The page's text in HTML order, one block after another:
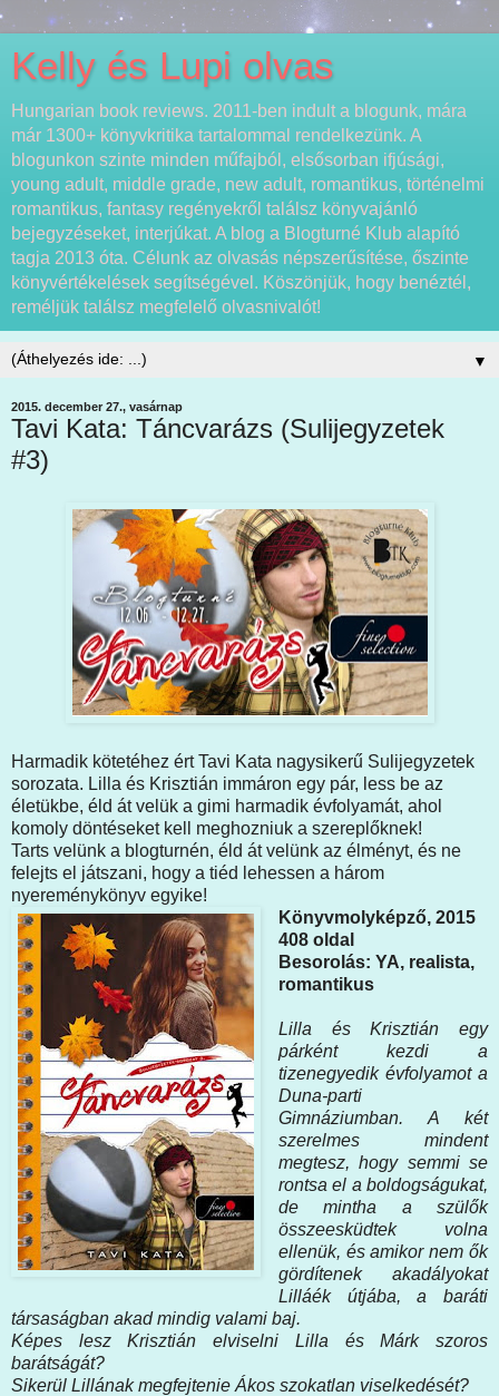
Kelly és Lupi olvas
Hungarian book reviews. 2011-ben indult a blogunk, mára
már 1300+ könyvkritika tartalommal rendelkezünk. A
blogunkon szinte minden műfajból, elsősorban ifjúsági,
young adult, middle grade, new adult, romantikus, történelmi
romantikus, fantasy regényekről találsz könyvajánló
bejegyzéseket, interjúkat. A blog a Blogturné Klub alapító
tagja 2013 óta. Célunk az olvasás népszerűsítése, őszinte
könyvértékelések segítségével. Köszönjük, hogy benéztél,
reméljük találsz megfelelő olvasnivalót!
▼
2015. december 27., vasárnap
Tavi Kata: Táncvarázs (Sulijegyzetek
#3)
Harmadik kötetéhez ért Tavi Kata nagysikerű Sulijegyzetek
sorozata. Lilla és Krisztián immáron egy pár, less be az
életükbe, éld át velük a gimi harmadik évfolyamát, ahol
komoly döntéseket kell meghozniuk a szereplőknek!
Tarts velünk a blogturnén, éld át velünk az élményt, és ne
felejts el játszani, hogy a tiéd lehessen a három
nyereménykönyv egyike!
Könyvmolyképző, 2015
408 oldal
Besorolás: YA, realista,
romantikus
Lilla és Krisztián egy
párként kezdi a
tizenegyedik évfolyamot a
Duna-parti
Gimnáziumban. A két
szerelmes mindent
megtesz, hogy semmi se
rontsa el a boldogságukat,
de mintha a szülők
összeesküdtek volna
ellenük, és amikor nem ők
gördítenek akadályokat
Lilláék útjába, a baráti
társaságban akad mindig valami baj.
Képes lesz Krisztián elviselni Lilla és Márk szoros
barátságát?
Sikerül Lillának megfejtenie Ákos szokatlan viselkedését?